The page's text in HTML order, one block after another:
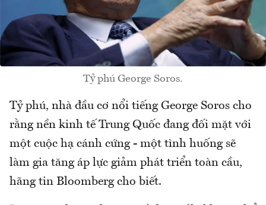
Tỷ phú George Soros.
Tỷ phú, nhà đầu cơ nổi tiếng George Soros cho
rằng nền kinh tế Trung Quốc đang đối mặt với
một cuộc hạ cánh cứng - một tình huống sẽ
làm gia tăng áp lực giảm phát triển toàn cầu,
hãng tin Bloomberg cho biết.